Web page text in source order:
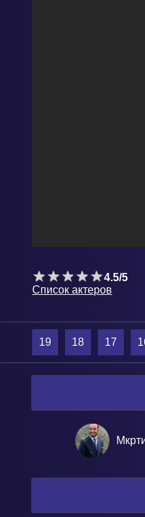
4.5/5
Список актеров
19 18 17